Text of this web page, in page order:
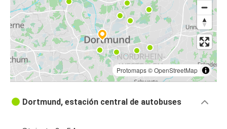
Protomaps©OpenStreetMap
Dortmund, estación central de autobuses